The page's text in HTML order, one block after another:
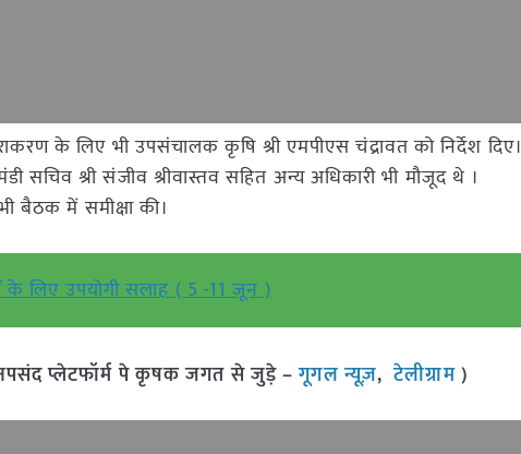
के लिए भी उपसंचालक कृषि श्री एमपीएस चंद्रावत को निर्देश दिए।
सचिव श्री संजीव श्रीवास्तव सहित अन्य अधिकारी भी मौजूद थे ।
बैठक में समीक्षा की।
के लिए उपयोगी सलाह ( 5 -11 जून )
प्लेटफॉर्म पे कृषक जगत से जुड़े –गूगल न्यूज़,टेलीग्राम)